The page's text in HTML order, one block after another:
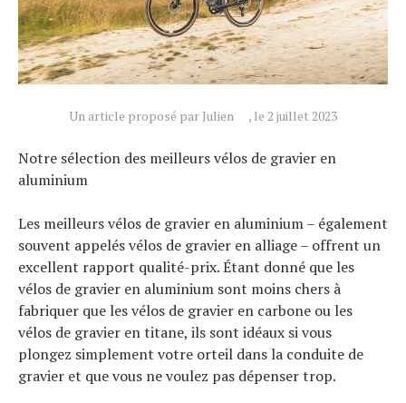
Un article proposé par Julien , le 2 juillet 2023
Notre sélection des meilleurs vélos de gravier en
aluminium
Les meilleurs vélos de gravier en aluminium – également
souvent appelés vélos de gravier en alliage – offrent un
excellent rapport qualité-prix. Étant donné que les
vélos de gravier en aluminium sont moins chers à
fabriquer que les vélos de gravier en carbone ou les
vélos de gravier en titane, ils sont idéaux si vous
plongez simplement votre orteil dans la conduite de
gravier et que vous ne voulez pas dépenser trop.